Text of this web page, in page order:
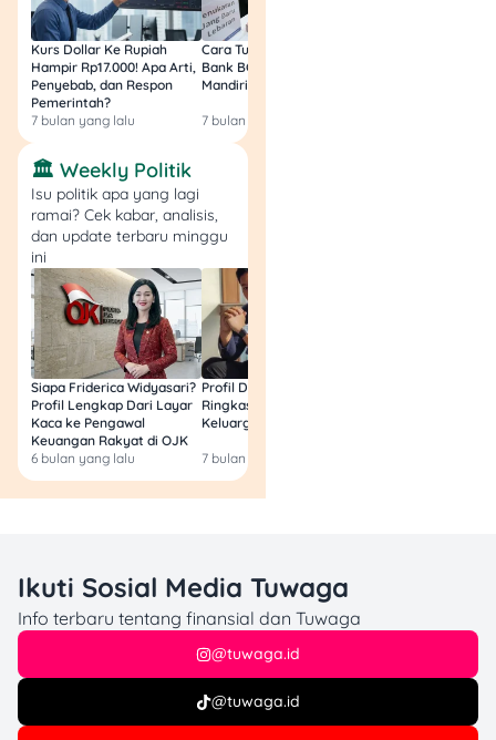
Kurs Dollar Ke Rupiah
Hampir Rp17.000! Apa Arti,
Penyebab, dan Respon
Pemerintah?
7 bulan yang lalu
Cara Tukar Uang Baru di
Bank BCA (Umum, BNI,
Mandiri, BRI, dan BSI) 2026!
7 bulan yang lalu
🏛️ Weekly Politik
Isu politik apa yang lagi
ramai? Cek kabar, analisis,
dan update terbaru minggu
ini
Siapa Friderica Widyasari?
Profil Lengkap Dari Layar
Kaca ke Pengawal
Keuangan Rakyat di OJK
6 bulan yang lalu
Profil Darma Mangkuluhur:
Ringkas Latar Belakang
Keluarga dan Bisnisnya
7 bulan yang lalu
Ikuti Sosial Media Tuwaga
Info terbaru tentang finansial dan Tuwaga
@tuwaga.id
@tuwaga.id